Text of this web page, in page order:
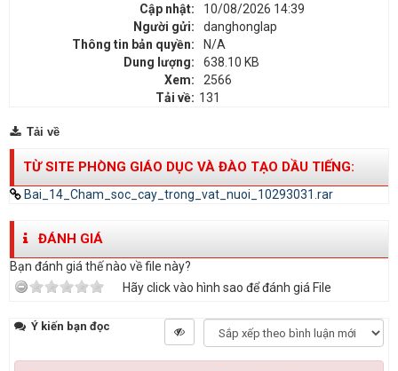
Cập nhật:
10/08/2026 14:39
Người gửi:
danghonglap
Thông tin bản quyền:
N/A
Dung lượng:
638.10 KB
Xem:
2566
Tải về: 131
Tải về
TỪ SITE PHÒNG GIÁO DỤC VÀ ĐÀO TẠO DẦU TIẾNG:
Bai_14_Cham_soc_cay_trong_vat_nuoi_10293031.rar
ĐÁNH GIÁ
Bạn đánh giá thế nào về file này?
Hãy click vào hình sao để đánh giá File
Ý kiến bạn đọc